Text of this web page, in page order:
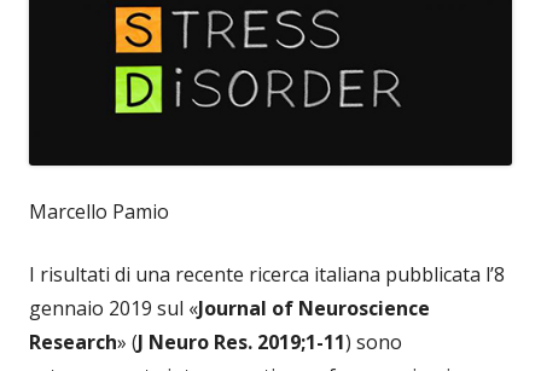
Marcello Pamio
I risultati di una recente ricerca italiana pubblicata l’8
gennaio 2019 sul «Journal of Neuroscience
Research» (J Neuro Res. 2019;1-11) sono